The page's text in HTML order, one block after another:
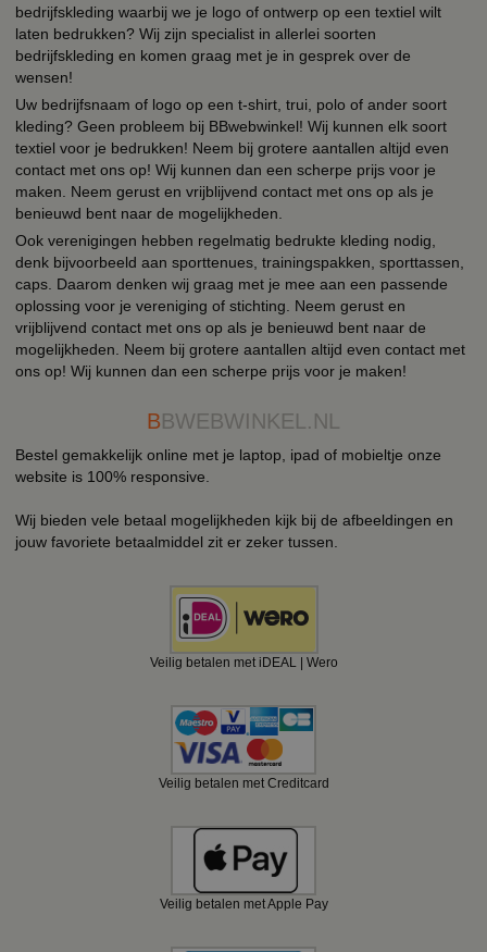
bedrijfskleding waarbij we je logo of ontwerp op een textiel wilt
laten bedrukken? Wij zijn specialist in allerlei soorten
bedrijfskleding en komen graag met je in gesprek over de
wensen!
Uw bedrijfsnaam of logo op een t-shirt, trui, polo of ander soort
kleding? Geen probleem bij BBwebwinkel! Wij kunnen elk soort
textiel voor je bedrukken! Neem bij grotere aantallen altijd even
contact met ons op! Wij kunnen dan een scherpe prijs voor je
maken. Neem gerust en vrijblijvend contact met ons op als je
benieuwd bent naar de mogelijkheden.
Ook verenigingen hebben regelmatig bedrukte kleding nodig,
denk bijvoorbeeld aan sporttenues, trainingspakken, sporttassen,
caps. Daarom denken wij graag met je mee aan een passende
oplossing voor je vereniging of stichting. Neem gerust en
vrijblijvend contact met ons op als je benieuwd bent naar de
mogelijkheden. Neem bij grotere aantallen altijd even contact met
ons op! Wij kunnen dan een scherpe prijs voor je maken!
BBWEBWINKEL.NL
Bestel gemakkelijk online met je laptop, ipad of mobieltje onze
website is 100% responsive.
Wij bieden vele betaal mogelijkheden kijk bij de afbeeldingen en
jouw favoriete betaalmiddel zit er zeker tussen.
Veilig betalen met iDEAL | Wero
Veilig betalen met Creditcard
Veilig betalen met Apple Pay